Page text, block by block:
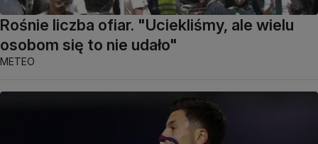
Rośnie liczba ofiar. "Uciekliśmy, ale wielu
osobom się to nie udało"
METEO